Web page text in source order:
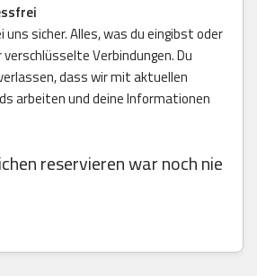
uns sicher. Alles, was du eingibst oder
Verbindungen. Du
dass wir mit aktuellen
arbeiten und deine Informationen
reservieren war noch nie